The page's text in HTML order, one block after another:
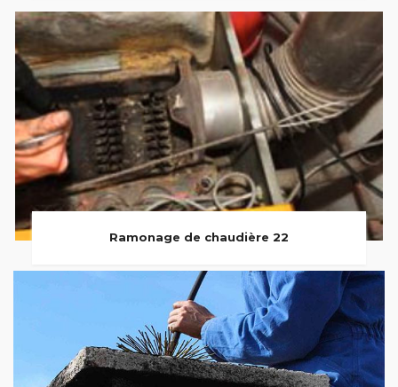
Ramonage de chaudière 22